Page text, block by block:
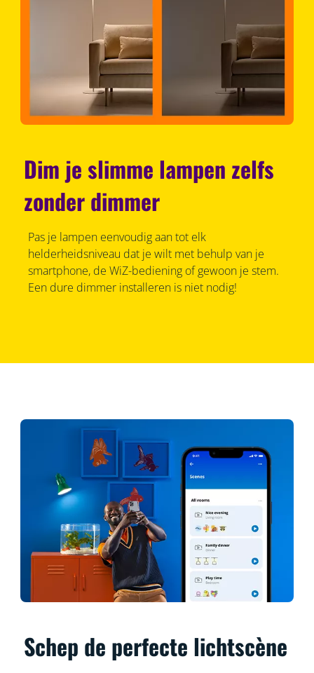
Dim je slimme lampen zelfs
zonder dimmer
Pas je lampen eenvoudig aan tot elk
helderheidsniveau dat je wilt met behulp van je
smartphone, de WiZ-bediening of gewoon je stem.
Een dure dimmer installeren is niet nodig!
Schep de perfecte lichtscène